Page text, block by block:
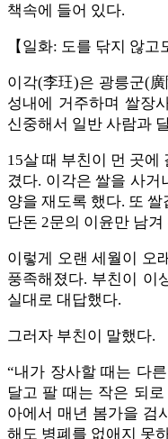
책속에 들어 있다.
【일화: 도를 닦지 않고
이각(李玨)은 광릉군(
성내에 거주하며 쌀장
신중해서 일반 사람과
15살 때 부친이 먼 곳에
겼다. 이각은 쌀을 사거
양을 재도록 했다. 또 쌀
단돈 2문의 이윤만 남
이렇게 오랜 세월이 오
풍족해졌다. 부친이 이
실대로 대답했다.
그러자 부친이 말했다.
“내가 장사할 때는 다
달고 팔 때는 작은 되
아에서 매년 봄가을 검
해도 병폐를 없애지 못